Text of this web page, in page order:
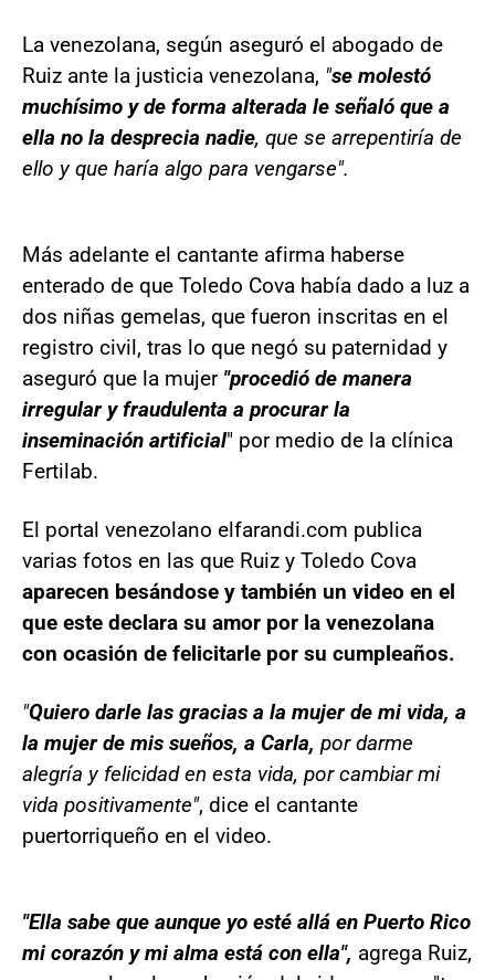
La venezolana, según aseguró el abogado de
Ruiz ante la justicia venezolana, "se molestó
muchísimo y de forma alterada le señaló que a
ella no la desprecia nadie, que se arrepentiría de
ello y que haría algo para vengarse".
Más adelante el cantante afirma haberse
enterado de que Toledo Cova había dado a luz a
dos niñas gemelas, que fueron inscritas en el
registro civil, tras lo que negó su paternidad y
aseguró que la mujer"procedió de manera
irregular y fraudulenta a procurar la
inseminación artificial" por medio de la clínica
Fertilab.
El portal venezolano elfarandi.com publica
varias fotos en las que Ruiz y Toledo Cova
aparecen besándose y también un video en el
que este declara su amor por la venezolana
con ocasión de felicitarle por su cumpleaños.
"Quiero darle las gracias a la mujer de mi vida, a
la mujer de mis sueños, a Carla, por darme
alegría y felicidad en esta vida, por cambiar mi
vida positivamente", dice el cantante
puertorriqueño en el video.
"Ella sabe que aunque yo esté allá en Puerto Rico
mi corazón y mi alma está con ella", agrega Ruiz,